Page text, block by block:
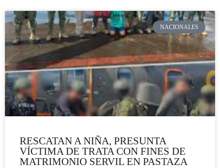
NACIONALES
RESCATAN A NIÑA, PRESUNTA
VÍCTIMA DE TRATA CON FINES DE
MATRIMONIO SERVIL EN PASTAZA